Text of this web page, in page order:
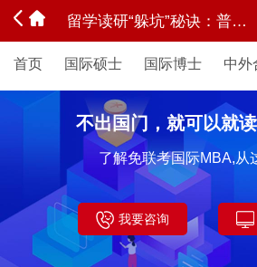
留学读研“躲坑”秘诀：普通学生如何少走弯路
首页 国际硕士 国际博士 中外
不出国门，就可以就
了解免联考国际MBA,从
我要咨询